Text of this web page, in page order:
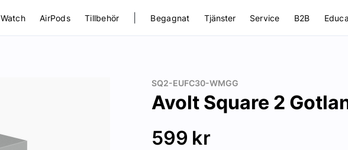
Watch AirPods Tillbehör Begagnat Tjänster Service B2B
SQ2-EUFC30-WMGG
Avolt Square 2
599 kr